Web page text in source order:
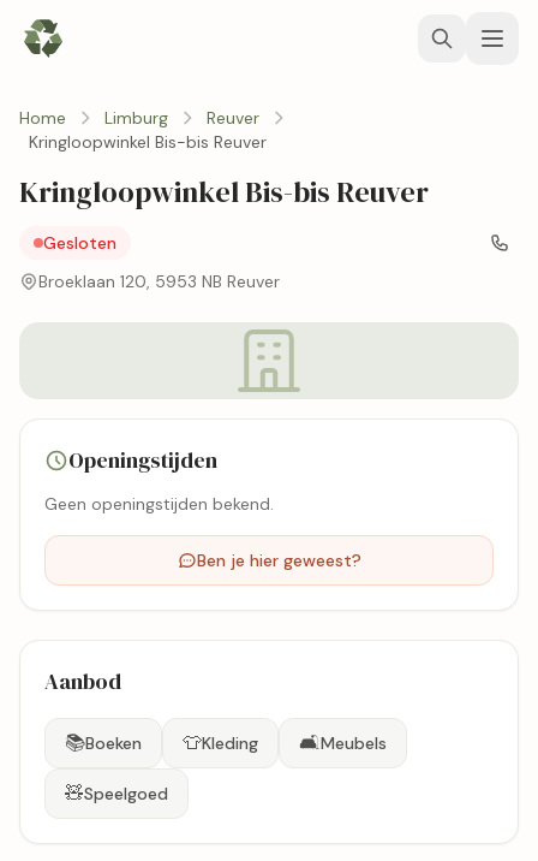
Home Limburg
Reuver
Kringloopwinkel Bis-bis Reuver
Kringloopwinkel Bis-bis Reuver
Gesloten
Broeklaan 120, 5953 NB Reuver
Openingstijden
Geen openingstijden bekend.
Ben je hier geweest?
Aanbod
📚Boeken 👕Kleding 🛋️Meubels
🧸Speelgoed